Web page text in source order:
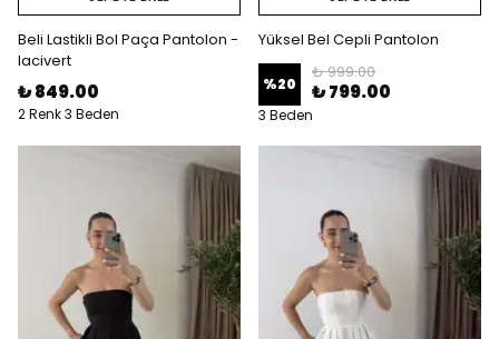
Beli Lastikli Bol Paça Pantolon -
lacivert
₺ 849.00
2 Renk 3 Beden
Yüksel Bel Cepli Pantolon
%20
₺ 999.00
₺ 799.00
3 Beden